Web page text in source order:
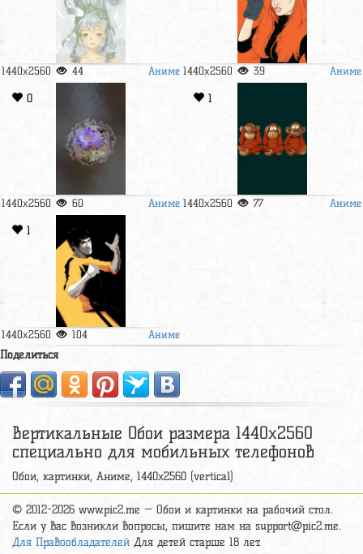
1440x2560 44 Аниме 1440x2560 39 Аниме
0
1440x2560 60 Аниме
1
1440x2560 77 Аниме
1
1440x2560 104 Аниме
Поделиться
Вертикальные Обои размера 1440x2560
специально для мобильных телефонов
Обои, картинки, Аниме, 1440x2560 (vertical)
© 2012-2026 www.pic2.me — Обои и картинки на рабочий стол.
Если у вас возникли вопросы, пишите нам на support@pic2.me.
Для Правообладателей Для детей старше 18 лет.